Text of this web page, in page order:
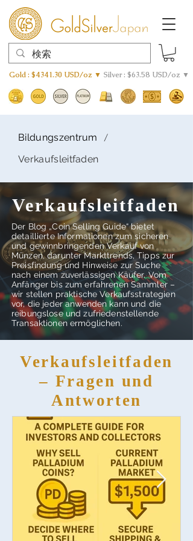
Gold : $4341.30 USD/oz ▼ Silver : $63.58 USD/oz ▼
Bildungszentrum /
Verkaufsleitfaden
Verkaufsleitfaden
Der Blog „Coin Selling Guide“ bietet
detaillierte Informationen zum sicheren
und gewinnbringenden Verkauf von
Münzen, darunter Markttrends, Tipps zur
Preisfindung und Hinweise zur Suche
nach einem zuverlässigen Käufer. Vom
Anfänger bis zum erfahrenen Sammler –
wir stellen praktische Verkaufsstrategien
vor, die jeder anwenden kann und die
reibungslose und zufriedenstellende
Transaktionen ermöglichen.
Verkaufsleitfaden
– Fragen und
Antworten